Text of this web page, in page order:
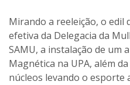
Mirando a reeleição, o edil
efetiva da Delegacia da
SAMU, a instalação de um
Magnética na UPA, além
núcleos levando o esporte